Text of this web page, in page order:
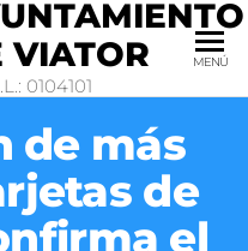
VIATOR
0104101
MENÚ
de más
de
el